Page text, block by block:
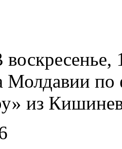
Молдавии
из